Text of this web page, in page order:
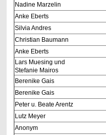
Nadine Marzelin
Anke Eberts
Silvia Andres
Christian Baumann
Anke Eberts
Lars Muesing und
Stefanie Mairos
Berenike Gais
Berenike Gais
Peter u. Beate Arentz
Lutz Meyer
Anonym